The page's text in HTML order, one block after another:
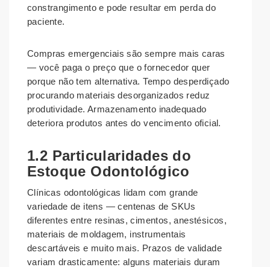
constrangimento e pode resultar em perda do
paciente.
Compras emergenciais são sempre mais caras
— você paga o preço que o fornecedor quer
porque não tem alternativa. Tempo desperdiçado
procurando materiais desorganizados reduz
produtividade. Armazenamento inadequado
deteriora produtos antes do vencimento oficial.
1.2 Particularidades do
Estoque Odontológico
Clínicas odontológicas lidam com grande
variedade de itens — centenas de SKUs
diferentes entre resinas, cimentos, anestésicos,
materiais de moldagem, instrumentais
descartáveis e muito mais. Prazos de validade
variam drasticamente: alguns materiais duram